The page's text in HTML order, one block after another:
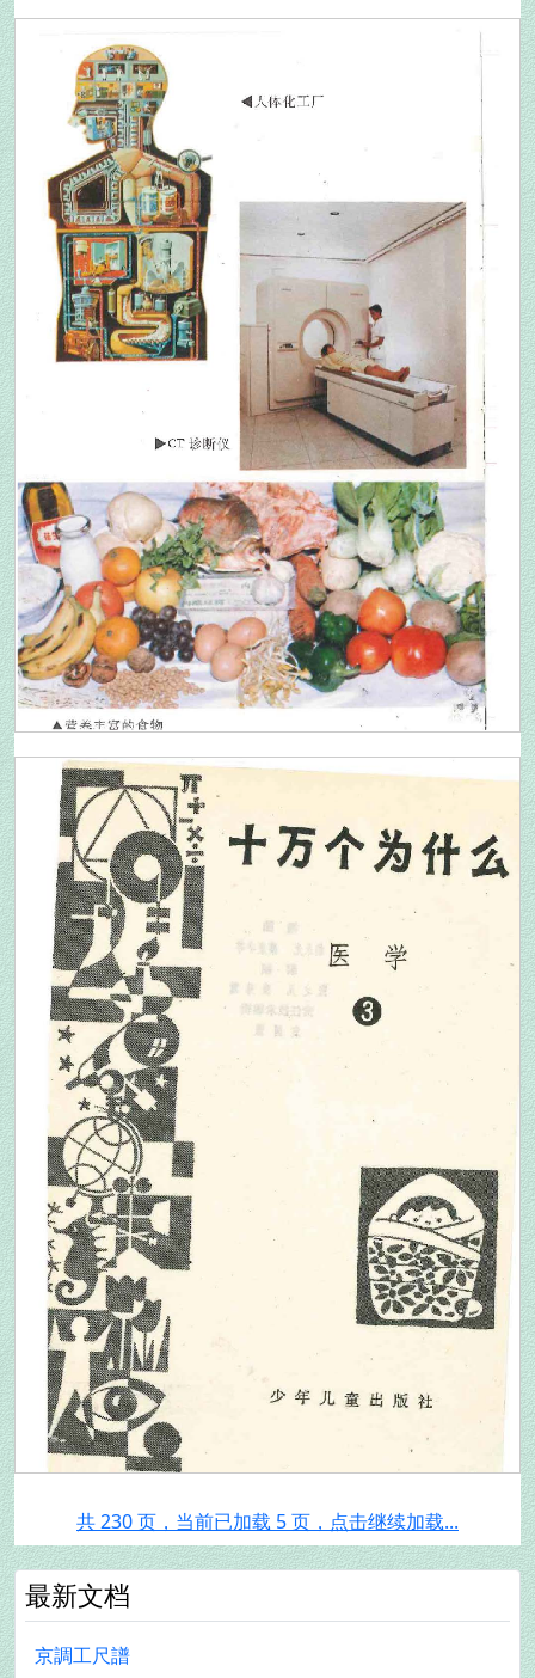
共 230 页，当前已加载 5 页，点击继续加载...
最新文档
京調工尺譜